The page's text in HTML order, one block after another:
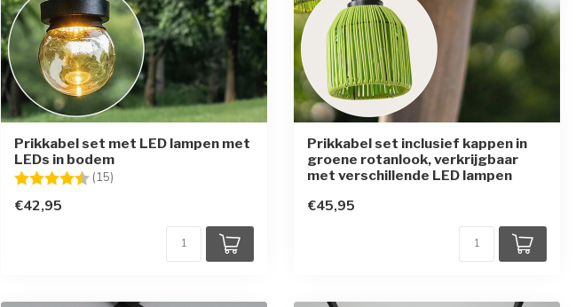
Prikkabel set met LED lampen met
LEDs in bodem
Beoordeling: (15)
€42,95
Prikkabel set inclusief kappen in
groene rotanlook, verkrijgbaar
met verschillende LED lampen
€45,95